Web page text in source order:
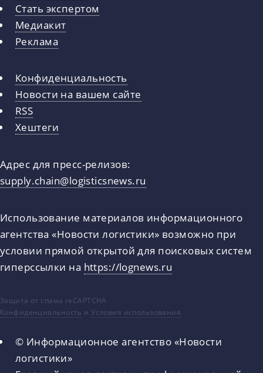
Стать экспертом
Медиакит
Реклама
Конфиденциальность
Новости на вашем сайте
RSS
Хештеги
Адрес для пресс-релизов:
supply.chain@logisticsnews.ru
Использование материалов информационного
агентства «Новости логистики» возможно при
условии прямой открытой для поисковых систем
гиперссылки на https://lognews.ru
Защита от спама reCAPTCHA
Конфиденциальность иУсловия использования.
© Информационное агентство «Новости
логистики»